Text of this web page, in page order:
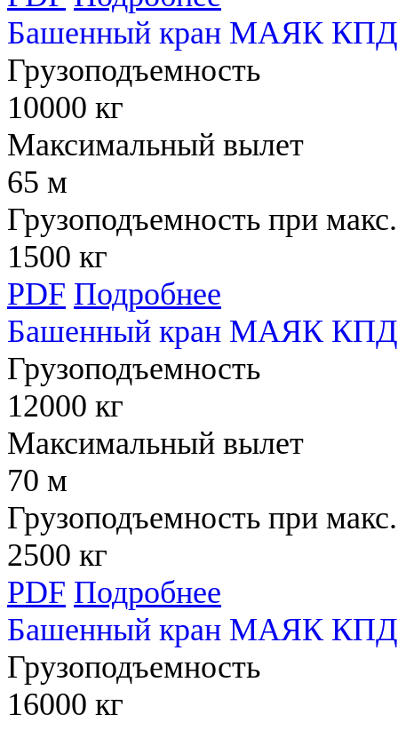
Башенный кран МАЯК КПД
Грузоподъемность
10000 кг
Максимальный вылет
65 м
Грузоподъемность при
1500 кг
PDF Подробнее
Башенный кран МАЯК КПД
Грузоподъемность
12000 кг
Максимальный вылет
70 м
Грузоподъемность при
2500 кг
PDF Подробнее
Башенный кран МАЯК КПД
Грузоподъемность
16000 кг